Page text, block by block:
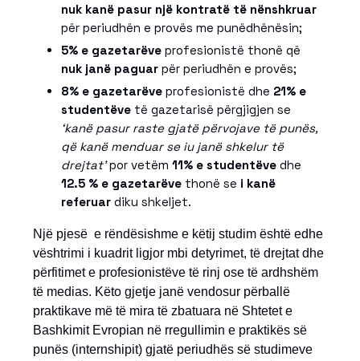
nuk kanë pasur një kontratë të nënshkruar
për periudhën e provës me punëdhënësin;
5% e gazetarëve profesionistë thonë që
nuk janë paguar për periudhën e provës;
8% e gazetarëve profesionistë dhe 21% e
studentëve të gazetarisë përgjigjen se
‘kanë pasur raste gjatë përvojave të punës,
që kanë menduar se iu janë shkelur të
drejtat’por vetëm 11% e studentëve dhe
12.5 % e gazetarëve thonë se i kanë
referuar diku shkeljet.
Një pjesë e rëndësishme e këtij studim është edhe
vështrimi i kuadrit ligjor mbi detyrimet, të drejtat dhe
përfitimet e profesionistëve të rinj ose të ardhshëm
të medias. Këto gjetje janë vendosur përballë
praktikave më të mira të zbatuara në Shtetet e
Bashkimit Evropian në rregullimin e praktikës së
punës (internshipit) gjatë periudhës së studimeve